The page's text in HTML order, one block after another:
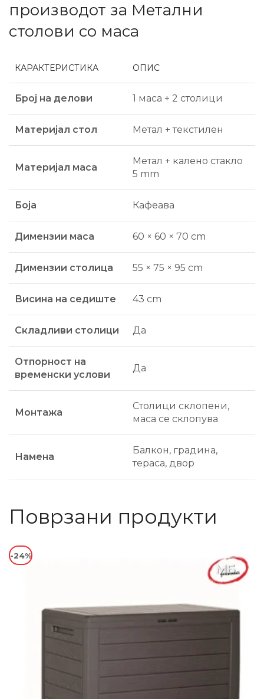
производот за Метални
столови со маса
КАРАКТЕРИСТИКА ОПИС
Број на делови 1 маса + 2 столици
Материјал стол Метал + текстилен
Материјал маса
Метал + калено стакло
5 mm
Боја Кафеава
Димензии маса 60 × 60 × 70 cm
Димензии столица 55 × 75 × 95 cm
Висина на седиште 43 cm
Складливи столици Да
Отпорност на
временски услови
Да
Монтажа
Столици склопени,
маса се склопува
Намена
Балкон, градина,
тераса, двор
Поврзани продукти
-24%